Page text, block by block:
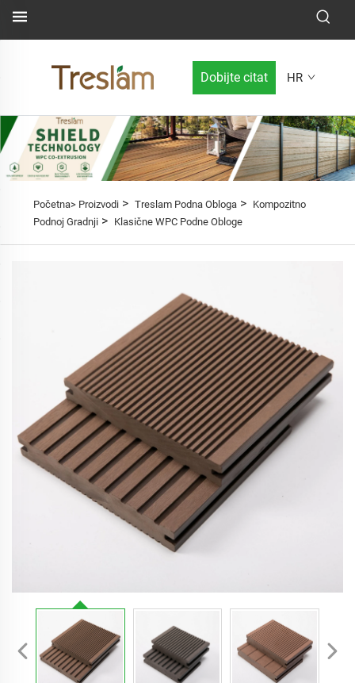
Dobijte citat HR
Početna> Proizvodi> Treslam Podna Obloga> Kompozitno
Podnoj Gradnji> Klasične WPC Podne Obloge